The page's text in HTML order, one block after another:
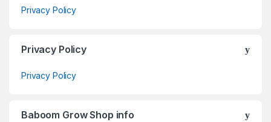
Privacy Policy
Privacy Policy
Privacy Policy
Baboom Grow Shop info